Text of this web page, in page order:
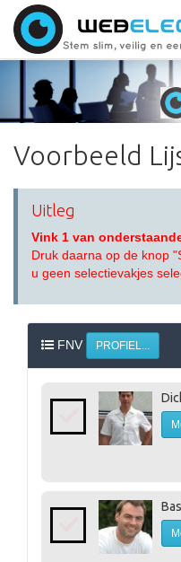
Voorbeeld
Uitleg
Vink 1 van
Druk daarna op de knop
u geen selectievakjes
FNV PROFIEL...